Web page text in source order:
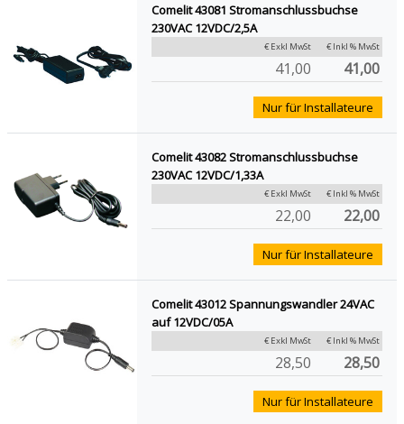
Comelit 43081 Stromanschlussbuchse
230VAC 12VDC/2,5A
€ Exkl MwSt € Inkl % MwSt
41,00 41,00
Nur für Installateure
Comelit 43082 Stromanschlussbuchse
230VAC 12VDC/1,33A
€ Exkl MwSt € Inkl % MwSt
22,00 22,00
Nur für Installateure
Comelit 43012 Spannungswandler 24VAC
auf 12VDC/05A
€ Exkl MwSt € Inkl % MwSt
28,50 28,50
Nur für Installateure